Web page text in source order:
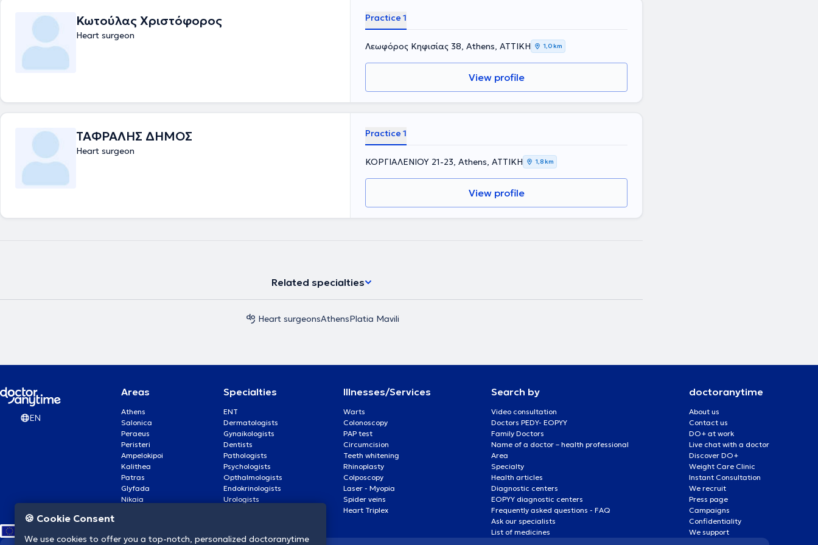
Κωτούλας Χριστόφορος
Heart surgeon
Practice 1
Λεωφόρος Κηφισίας 38, Athens, ΑΤΤΙΚΗ 1,0 km
View profile
ΤΑΦΡΑΛΗΣ ΔΗΜΟΣ
Heart surgeon
Practice 1
ΚΟΡΓΙΑΛΕΝΙΟΥ 21-23, Athens, ΑΤΤΙΚΗ 1,8 km
View profile
Related specialties
Heart surgeonsAthensPlatia Mavili
EN
Areas
Athens
Salonica
Peraeus
Peristeri
Ampelokipoi
Kalithea
Patras
Glyfada
Nikaia
Specialties
ENT
Dermatologists
Gynaikologists
Dentists
Pathologists
Psychologists
Opthalmologists
Endokrinologists
Urologists
Illnesses/Services
Warts
Colonoscopy
PAP test
Circumcision
Teeth whitening
Rhinoplasty
Colposcopy
Laser - Myopia
Spider veins
Heart Triplex
Search by
Video consultation
Doctors PEDY- EOPYY
Family Doctors
Name of a doctor – health professional
Area
Specialty
Health articles
Diagnostic centers
EOPYY diagnostic centers
Frequently asked questions - FAQ
Ask our specialists
List of medicines
doctoranytime
About us
Contact us
DO+ at work
Live chat with a doctor
Discover DO+
Weight Care Clinic
Instant Consultation
We recruit
Press page
Campaigns
Confidentiality
We support
🍪 Cookie Consent
We use cookies to offer you a top-notch, personalized doctoranytime